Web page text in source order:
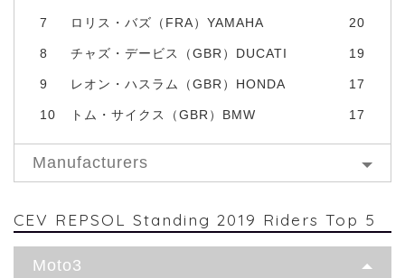
7 ロリス・バズ（FRA）YAMAHA 20
8 チャズ・デービス（GBR）DUCATI 19
9 レオン・ハスラム（GBR）HONDA 17
10 トム・サイクス（GBR）BMW 17
Manufacturers
CEV REPSOL Standing 2019 Riders Top 5
Moto3